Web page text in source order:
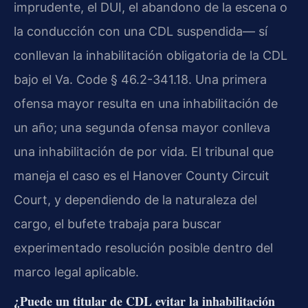
imprudente, el DUI, el abandono de la escena o
la conducción con una CDL suspendida— sí
conllevan la inhabilitación obligatoria de la CDL
bajo el Va. Code § 46.2-341.18. Una primera
ofensa mayor resulta en una inhabilitación de
un año; una segunda ofensa mayor conlleva
una inhabilitación de por vida. El tribunal que
maneja el caso es el Hanover County Circuit
Court, y dependiendo de la naturaleza del
cargo, el bufete trabaja para buscar
experimentado resolución posible dentro del
marco legal aplicable.
¿Puede un titular de CDL evitar la inhabilitación